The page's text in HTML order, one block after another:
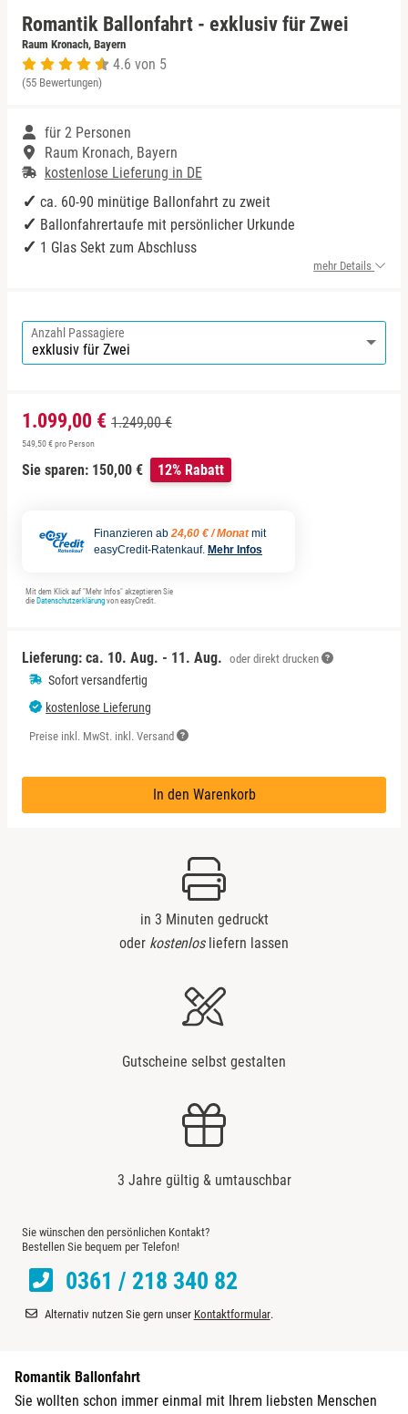
Romantik Ballonfahrt - exklusiv für Zwei
Raum Kronach, Bayern
4.6 von 5
(55 Bewertungen)
für 2 Personen
Raum Kronach, Bayern
kostenlose Lieferung in DE
ca. 60-90 minütige Ballonfahrt zu zweit
Ballonfahrertaufe mit persönlicher Urkunde
1 Glas Sekt zum Abschluss
mehr Details
Anzahl Passagiere
1.099,00 € 1.249,00 €
549,50 € pro Person
Sie sparen: 150,00 € 12% Rabatt
Finanzieren ab 24,60 € / Monat mit
easyCredit-Ratenkauf. Mehr Infos
Mit dem Klick auf "Mehr Infos" akzeptieren Sie
die Datenschutzerklärung von easyCredit.
Lieferung: ca. 10. Aug. - 11. Aug. oder direkt drucken
Sofort versandfertig
kostenlose Lieferung
Preise inkl. MwSt. inkl. Versand
In den Warenkorb
in 3 Minuten gedruckt
oder kostenlosliefern lassen
Gutscheine selbst gestalten
3 Jahre gültig & umtauschbar
Sie wünschen den persönlichen Kontakt?
Bestellen Sie bequem per Telefon!
0361 / 218 340 82
Alternativ nutzen Sie gern unser Kontaktformular.
Romantik Ballonfahrt
Sie wollten schon immer einmal mit Ihrem liebsten Menschen
Niedersachsen
NRW
Rheinland-Pfalz
Saarland
Sachsen
Schleswig-Holstein
Thüringen
Harz
Mecklenburgische Seenplatte
Niederrhein
Nordsee
Ostfriesland
Österreich
Ruhrgebiet
Sächsische Schweiz
Bad Kohlgrub
Bad Königshofen
Bad Rappenau
Bad Rodach
Baden-Baden
Barnim
Bautzen
Berlin
Bochum
Bonn
Braunschweig
Darmstadt
Dietzenbach